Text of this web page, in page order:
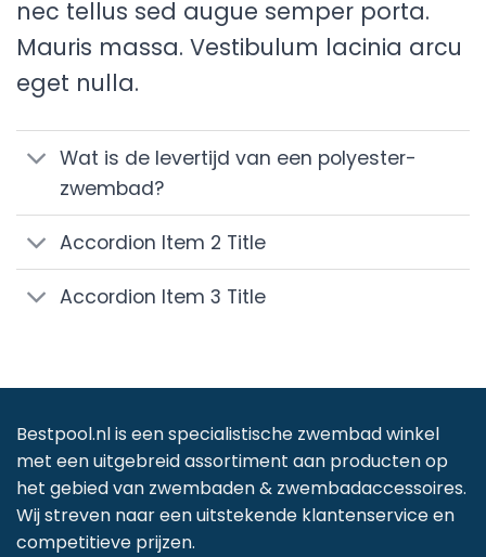
nec tellus sed augue semper porta.
Mauris massa. Vestibulum lacinia arcu
eget nulla.
Wat is de levertijd van een polyester-
zwembad?
Accordion Item 2 Title
Accordion Item 3 Title
Bestpool.nl is een specialistische zwembad winkel
met een uitgebreid assortiment aan producten op
het gebied van zwembaden & zwembadaccessoires.
Wij streven naar een uitstekende klantenservice en
competitieve prijzen.